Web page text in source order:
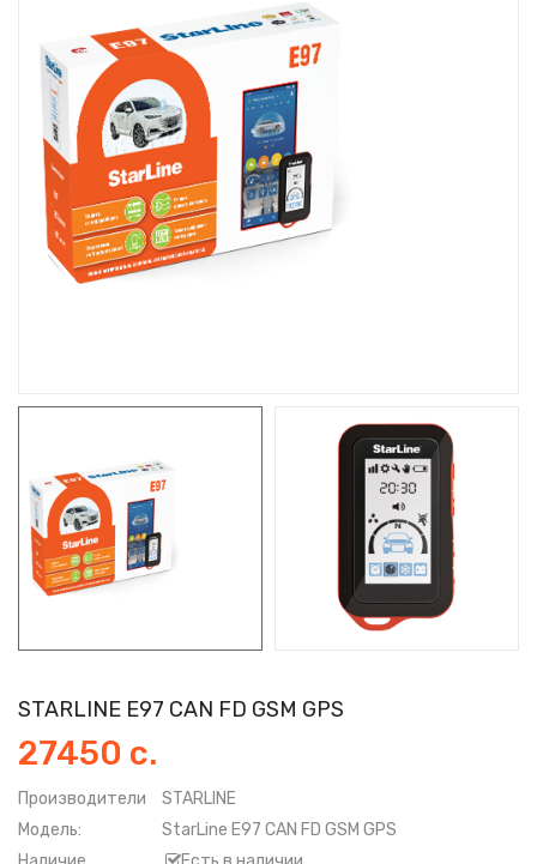
STARLINE E97 CAN FD GSM GPS
27450 с.
Производители
STARLINE
Модель:
StarLine E97 CAN FD GSM GPS